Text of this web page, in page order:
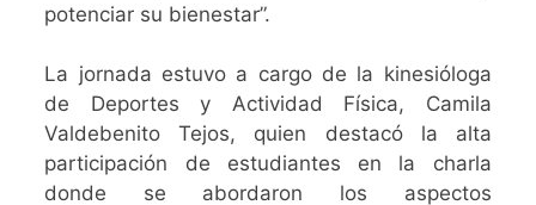
potenciar su bienestar”.
La jornada estuvo a cargo de la kinesióloga
de Deportes y Actividad Física, Camila
Valdebenito Tejos, quien destacó la alta
participación de estudiantes en la charla
donde se abordaron los aspectos